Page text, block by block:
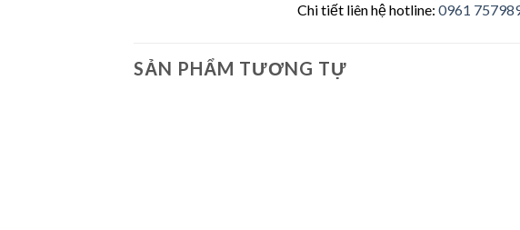
Chi tiết liên hệ hotline: 0961
SẢN PHẨM TƯƠNG TỰ